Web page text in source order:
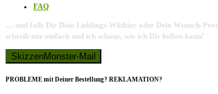
FAQ
… und falls Dir Dein Lieblings-Wildtier oder Dein Wunsch-
schreib mir einfach und ich schaue, wie ich Dir helfen kann!
PROBLEME mit Deiner Bestellung? REKLAMATION?